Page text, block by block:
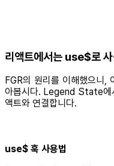
리액트에서는 use$로
FGR의 원리를 이해했으니,
아봅시다. Legend State에
액트와 연결합니다.
use$ 훅 사용법